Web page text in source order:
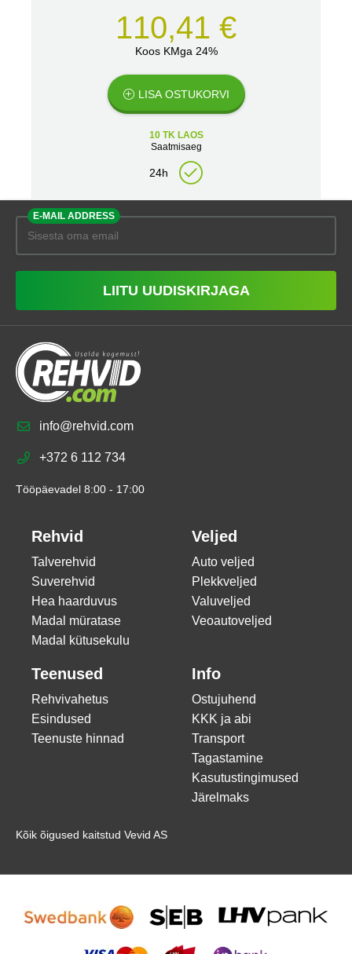
110,41 €
Koos KMga 24%
LISA OSTUKORVI
10 TK LAOS
Saatmisaeg
24h
E-MAIL ADDRESS
LIITU UUDISKIRJAGA
info@rehvid.com
+372 6 112 734
Tööpäevadel 8:00 - 17:00
Rehvid
Talverehvid
Suverehvid
Hea haarduvus
Madal müratase
Madal kütusekulu
Veljed
Auto veljed
Plekkveljed
Valuveljed
Veoautoveljed
Teenused
Rehvivahetus
Esindused
Teenuste hinnad
Info
Ostujuhend
KKK ja abi
Transport
Tagastamine
Kasutustingimused
Järelmaks
Kõik õigused kaitstud Vevid AS